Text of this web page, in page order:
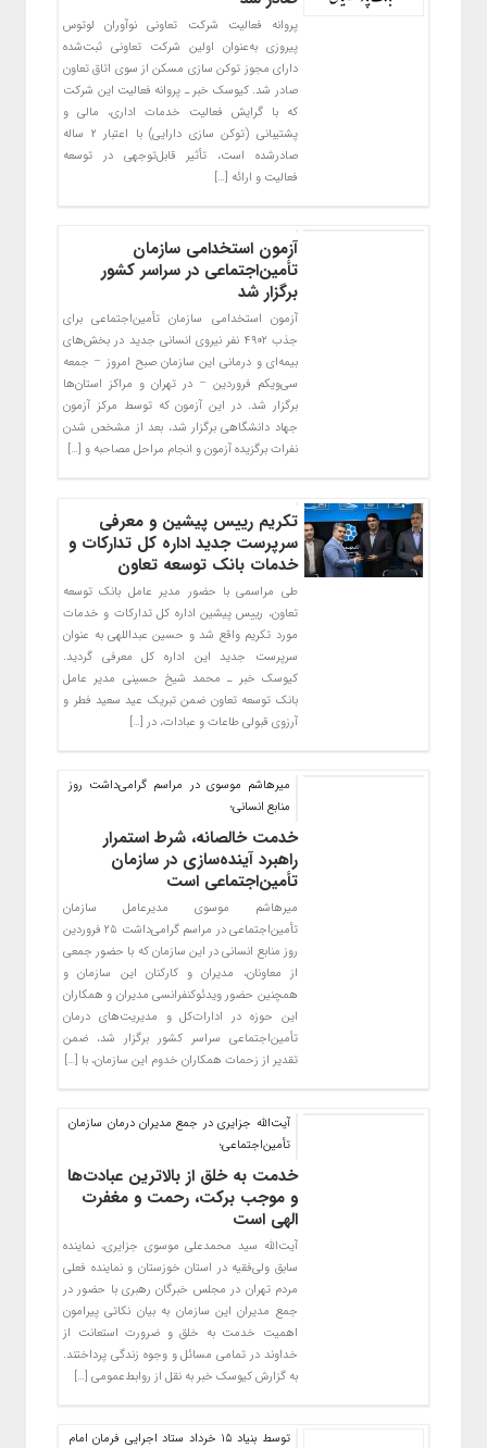
پروانه فعالیت شرکت تعاونی نوآوران لوتوس
پیروزی به‌عنوان اولین شرکت تعاونی ثبت‌شده
دارای مجوز توکن سازی مسکن از سوی اتاق تعاون
صادر شد. کیوسک خبر ـ پروانه فعالیت این شرکت
که با گرایش فعالیت خدمات اداری، مالی و
پشتیبانی (توکن سازی دارایی) با اعتبار ۲ ساله
صادرشده است، تأثیر قابل‌توجهی در توسعه
فعالیت و ارائه […]
آزمون استخدامی سازمان
تأمین‌اجتماعی در سراسر کشور
برگزار شد
آزمون استخدامی سازمان تأمین‌اجتماعی برای
جذب ۴۹۰۲ نفر نیروی انسانی جدید در بخش‌های
بیمه‌ای و درمانی این سازمان صبح امروز – جمعه
سی‌ویکم فروردین – در تهران و مراکز استان‌ها
برگزار شد. در این آزمون که توسط مرکز آزمون
جهاد دانشگاهی برگزار شد، بعد از مشخص شدن
نفرات برگزیده آزمون و انجام مراحل مصاحبه و […]
تکریم رییس پیشین و معرفی
سرپرست جدید اداره کل تدارکات و
خدمات بانک توسعه تعاون
طی مراسمی با حضور مدیر عامل بانک توسعه
تعاون، رییس پیشین اداره کل تدارکات و خدمات
مورد تکریم واقع شد و حسین عبداللهی به عنوان
سرپرست جدید این اداره کل معرفی گردید.
کیوسک خبر ـ محمد شیخ حسینی مدیر عامل
بانک توسعه تعاون ضمن تبریک عید سعید فطر و
آرزوی قبولی طاعات و عبادات، در […]
میرهاشم موسوی در مراسم گرامی‌داشت روز
منابع انسانی؛
خدمت خالصانه، شرط استمرار
راهبرد آینده‌سازی در سازمان
تأمین‌اجتماعی است
میرهاشم موسوی مدیرعامل سازمان
تأمین‌اجتماعی در مراسم گرامی‌داشت ۲۵ فروردین
روز منابع انسانی در این سازمان که با حضور جمعی
از معاونان، مدیران و کارکنان این سازمان و
همچنین حضور ویدئوکنفرانسی مدیران و همکاران
این حوزه در ادارات‌کل و مدیریت‌های درمان
تأمین‌اجتماعی سراسر کشور برگزار شد، ضمن
تقدیر از زحمات همکاران خدوم این سازمان، با […]
آیت‌الله جزایری در جمع مدیران درمان سازمان
تأمین‌اجتماعی؛
خدمت به خلق از بالاترین عبادت‌ها
و موجب برکت، رحمت و مغفرت
الهی است
آیت‌الله سید محمدعلی موسوی جزایری، نماینده
سابق ولی‌فقیه در استان خوزستان و نماینده فعلی
مردم تهران در مجلس خبرگان رهبری با حضور در
جمع مدیران این سازمان به بیان نکاتی پیرامون
اهمیت خدمت به خلق و ضرورت استعانت از
خداوند در تمامی مسائل و وجوه زندگی پرداختند.
به گزارش کیوسک خبر به نقل از روابط‌عمومی […]
توسط بنیاد ۱۵ خرداد ستاد اجرایی فرمان امام